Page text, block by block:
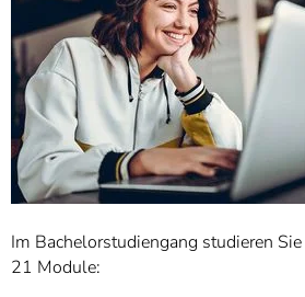
Im Bachelorstudiengang studieren
21 Module: